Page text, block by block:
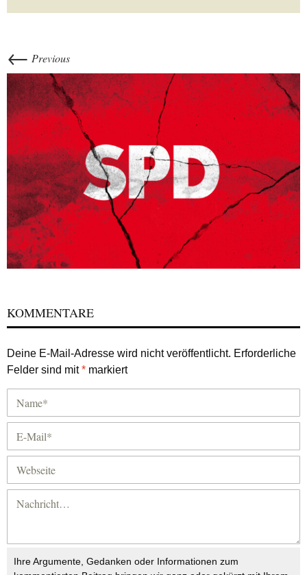
← Previous
KOMMENTARE
Deine E-Mail-Adresse wird nicht veröffentlicht. Erforderliche
Felder sind mit* markiert
Ihre Argumente, Gedanken oder Informationen zum